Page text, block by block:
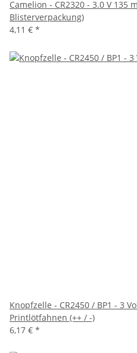
Camelion - CR2320 - 3.0 V 135
Blisterverpackung)
4,11 € *
Knopfzelle - CR2450 / BP1 - 3
Printlötfahnen (++ / -)
6,17 € *